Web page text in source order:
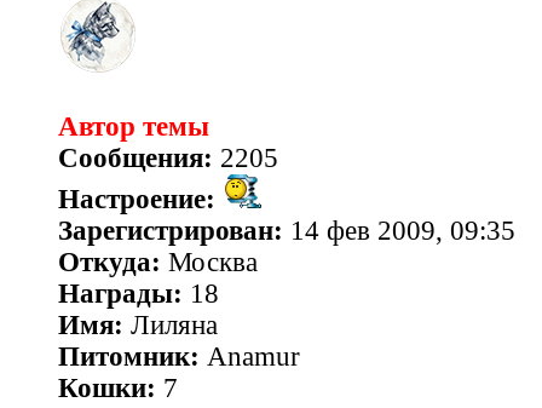
Автор темы
Сообщения: 2205
Настроение:
Зарегистрирован: 14 фев 2009, 09:35
Откуда: Москва
Награды: 18
Имя: Лиляна
Питомник: Anamur
Кошки: 7